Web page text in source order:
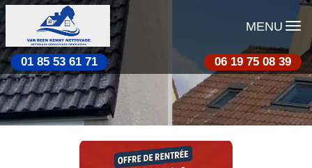
MENU
01 85 53 61 71 06 19 75 08 39